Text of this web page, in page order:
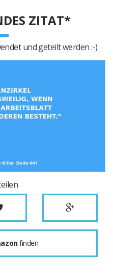
ZITAT*
und geteilt werden :-)
finden